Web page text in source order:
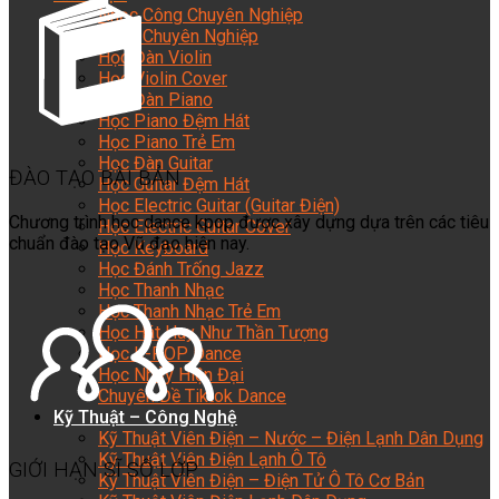
Nhạc Công Chuyên Nghiệp
Ca Sĩ Chuyên Nghiệp
Học Đàn Violin
Học Violin Cover
Học Đàn Piano
Học Piano Đệm Hát
Học Piano Trẻ Em
Học Đàn Guitar
Học Guitar Đệm Hát
Học Electric Guitar (Guitar Điện)
Học Electric Guitar Cover
Học Keyboard
Học Đánh Trống Jazz
Học Thanh Nhạc
Học Thanh Nhạc Trẻ Em
Học Hát Hay Như Thần Tượng
Học K-POP Dance
Học Nhảy Hiện Đại
Chuyên Đề Tiktok Dance
Kỹ Thuật – Công Nghệ
Kỹ Thuật Viên Điện – Nước – Điện Lạnh Dân Dụng
Kỹ Thuật Viên Điện Lạnh Ô Tô
Kỹ Thuật Viên Điện – Điện Tử Ô Tô Cơ Bản
ĐÀO TẠO BÀI BẢN
Chương trình học dance kpop được xây dựng dựa trên các tiêu
chuẩn đào tạo Vũ đạo hiện nay.
GIỚI HẠN SĨ SỐ LỚP